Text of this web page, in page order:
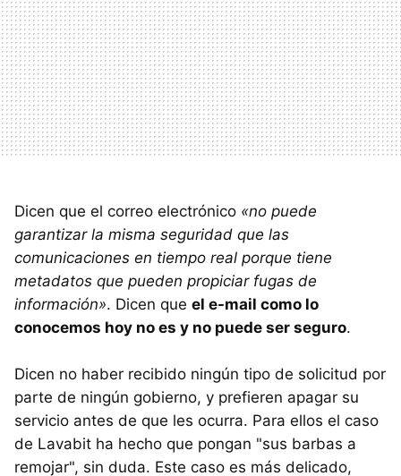
Dicen que el correo electrónico «no puede
garantizar la misma seguridad que las
comunicaciones en tiempo real porque tiene
metadatos que pueden propiciar fugas de
información». Dicen que el e-mail como lo
conocemos hoy no es y no puede ser seguro.
Dicen no haber recibido ningún tipo de solicitud por
parte de ningún gobierno, y prefieren apagar su
servicio antes de que les ocurra. Para ellos el caso
de Lavabit ha hecho que pongan "sus barbas a
remojar", sin duda. Este caso es más delicado,